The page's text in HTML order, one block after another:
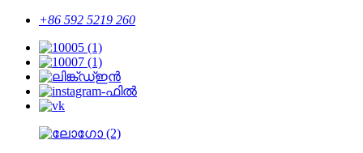
+86 592 5219 260